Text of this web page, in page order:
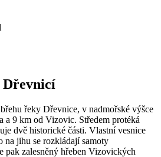
Dřevnicí
řeky Dřevnice, v nadmořské výšce
a 9 km od Vizovic. Středem protéká
dvě historické části. Vlastní vesnice
na jihu se rozkládají samoty
pak zalesněný hřeben Vizovických